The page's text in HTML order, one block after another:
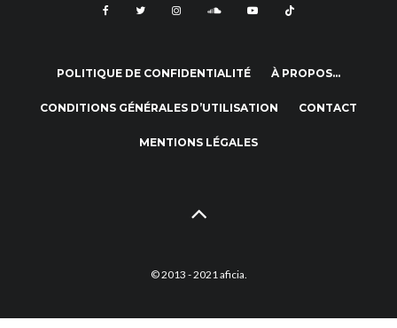
POLITIQUE DE CONFIDENTIALITÉ À PROPOS…
CONDITIONS GÉNÉRALES D’UTILISATION CONTACT
MENTIONS LÉGALES
© 2013 - 2021 aficia.